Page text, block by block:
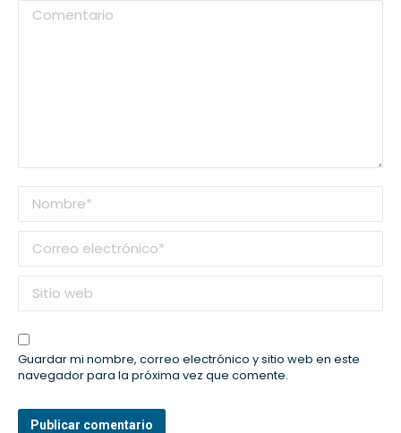
Comentario
Nombre *
Correo electrónico *
Sitio web
Guardar mi nombre, correo electrónico y sitio web en este
navegador para la próxima vez que comente.
Publicar comentario